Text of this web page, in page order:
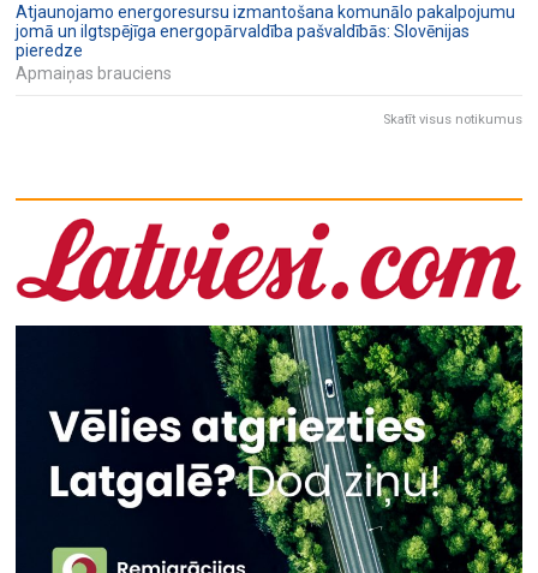
Atjaunojamo energoresursu izmantošana komunālo pakalpojumu
jomā un ilgtspējīga energopārvaldība pašvaldībās: Slovēnijas
pieredze
Apmaiņas brauciens
Skatīt visus notikumus